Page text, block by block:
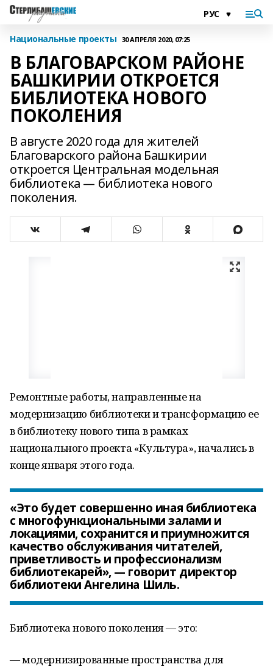
Национальные проекты 30 АПРЕЛЯ 2020, 07:25
В БЛАГОВАРСКОМ РАЙОНЕ
БАШКИРИИ ОТКРОЕТСЯ
БИБЛИОТЕКА НОВОГО
ПОКОЛЕНИЯ
В августе 2020 года для жителей
Благоварского района Башкирии
откроется Центральная модельная
библиотека — библиотека нового
поколения.
Ремонтные работы, направленные на
модернизацию библиотеки и трансформацию ее
в библиотеку нового типа в рамках
национального проекта «Культура», начались в
конце января этого года.
«Это будет совершенно иная библиотека
с многофункциональными залами и
локациями, сохранится и приумножится
качество обслуживания читателей,
приветливость и профессионализм
библиотекарей», — говорит директор
библиотеки Ангелина Шиль.
Библиотека нового поколения — это:
— модернизированные пространства для